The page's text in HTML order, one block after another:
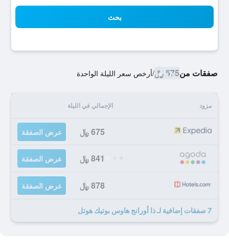
بحث
صفقات من675 ﷼ /أرخص سعر الليلة الواحدة
مزود الإجمالي في الليلة
675 ﷼ عرض الصفقة
841 ﷼ عرض الصفقة
878 ﷼ عرض الصفقة
7 صفقات إضافية لـ ذا أورانج هاوس بوتيك هوتل